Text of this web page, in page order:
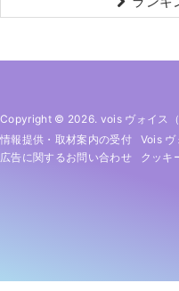
Copyright © 2026. vois ヴォイス
情報提供・取材案内の受付
Vois
広告に関するお問い合わせ
クッキ